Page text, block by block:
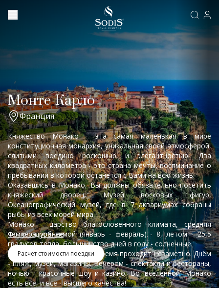
Монте-Карло
Франция
ФотоПодробнее
Расчет стоимости поездки
Княжество Монако - эта самая маленькая в мире
конституционная монархия, уникальная своей атмосферой,
слитыми воедино роскошью и элегантностью. Два
квадратных километра - это страна мечты, воспминание о
пребывании в которой останется с Вами на всю жизнь.
Оказавшись в Монако, Вы должны обязательно посетить
княжеский дворец, Музей восковых фигур,
Океанографический музей, где в 7 аквариумах собраны
рыбы из всех морей мира.
Монако - царство благословенного климата, средняя
температура зимой (январь - февраль) - 8, летом - 25,5
градусов тепла, большинство дней в году - солнечные.
В Монако и Монте-Карло время проходит незаметно. Днём
- пляж, музеи, магазины. Вечером - спектакли и рестораны,
ночью - красочные шоу и казино. Во 'вселенной' Монако
есть всё, и всё - высшего качества!